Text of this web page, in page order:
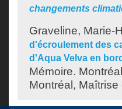
changements
Graveline, Marie-
d'écroulement des
d'Aqua Velva en
Mémoire.
Montréal,